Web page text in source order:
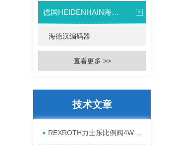
德国HEIDENHAIN海德汉
海德汉编码器
查看更多 >>
技术文章